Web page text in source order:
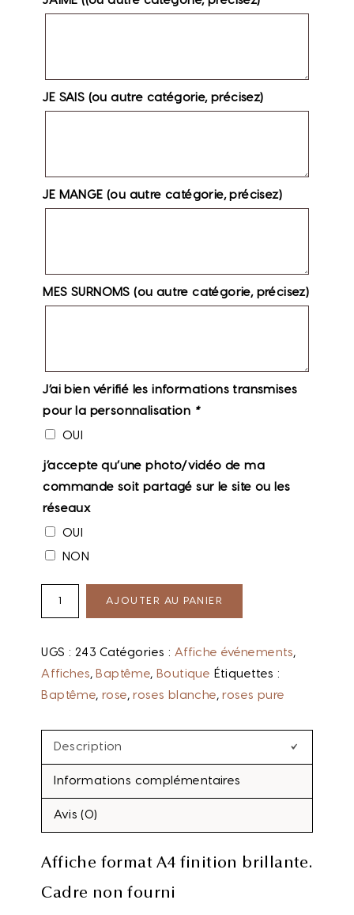
JE SAIS (ou autre catégorie, précisez)
JE MANGE (ou autre catégorie, précisez)
MES SURNOMS (ou autre catégorie, précisez)
J’ai bien vérifié les informations transmises
pour la personnalisation *
OUI
j’accepte qu’une photo/vidéo de ma
commande soit partagé sur le site ou les
réseaux
OUI
NON
AJOUTER AU PANIER
UGS : 243 Catégories : Affiche événements,
Affiches, Baptême, Boutique Étiquettes :
Baptême,rose,roses blanche,roses pure
Description
Informations complémentaires
Avis (0)
Affiche format A4 finition brillante.
Cadre non fourni